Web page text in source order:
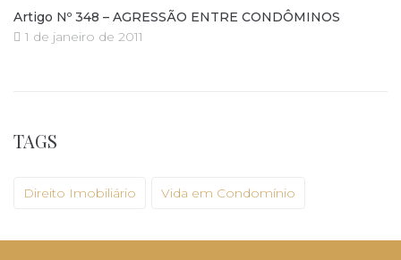
Artigo Nº 348 – AGRESSÃO ENTRE CONDÔMINOS
1 de janeiro de 2011
TAGS
Direito Imobiliário Vida em Condomínio